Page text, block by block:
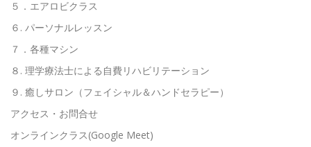
５．エアロビクラス
６. パーソナルレッスン
７．各種マシン
８. 理学療法士による自費リハビリテーション
９. 癒しサロン（フェイシャル＆ハンドセラピー）
アクセス・お問合せ
オンラインクラス(Google Meet)